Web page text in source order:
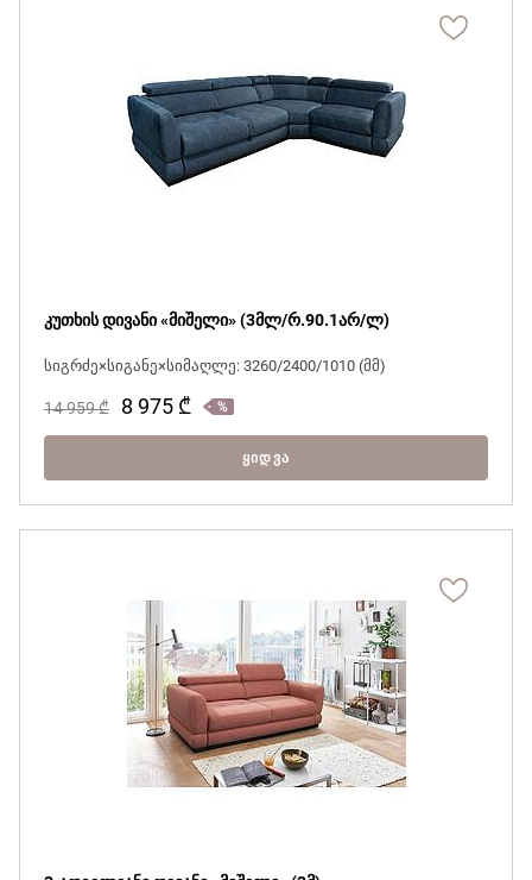
კუთხის დივანი «მიშელი» (3მლ/რ.90.1არ/ლ)
სიგრძე×სიგანე×სიმაღლე: 3260/2400/1010 (მმ)
14 959₾ 8 975 ₾
ᲧᲘᲓᲕᲐ